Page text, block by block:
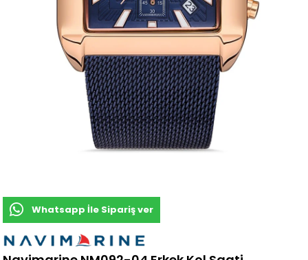
Whatsapp İle Sipariş ver